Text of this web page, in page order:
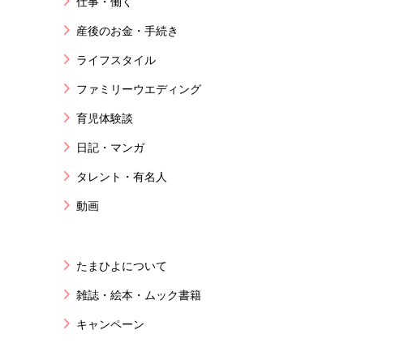
産後のお金・手続き
ライフスタイル
ファミリーウエディング
育児体験談
日記・マンガ
タレント・有名人
動画
たまひよについて
雑誌・絵本・ムック書籍
キャンペーン